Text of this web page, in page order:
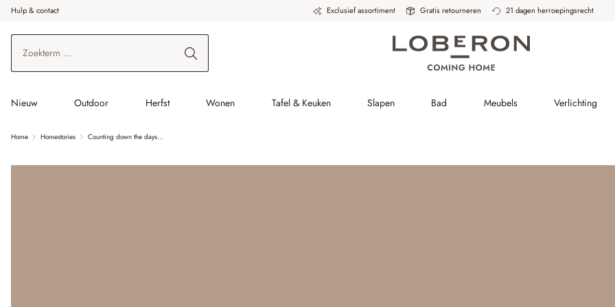
de hoofdinhoud
Ga naar zoeken
Ga naar de hoofdnavigatie
Hulp & contact Exclusief assortiment Gratis retourneren 21 dagen herroepingsrecht
Nieuw Outdoor Herfst Wonen Tafel & Keuken Slapen Bad Meubels Verlichting
Home Homestories Counting down the days...